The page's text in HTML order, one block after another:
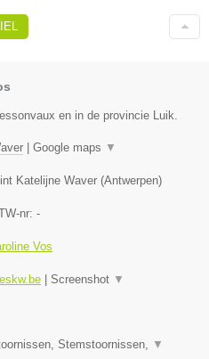
en in de provincie Luik.
Google maps ▼
Katelijne Waver (Antwerpen)
nr: -
Vos
Screenshot ▼
Stemstoornissen, ▼